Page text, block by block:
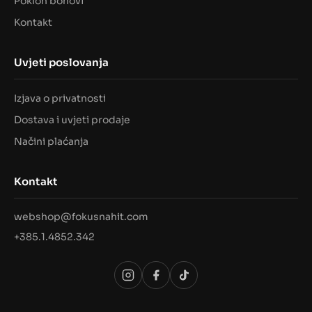
Kontakt
Uvjeti poslovanja
Izjava o privatnosti
Dostava i uvjeti prodaje
Načini plaćanja
Kontakt
webshop@fokusnahit.com
+385.1.4852.342